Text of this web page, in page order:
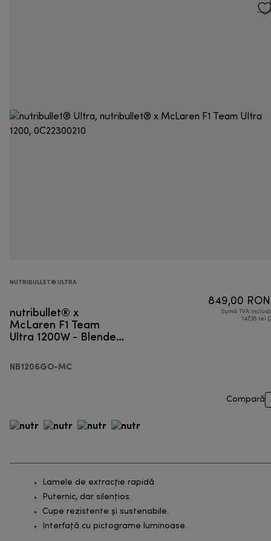
NUTRIBULLET® ULTRA
nutribullet® x
McLaren F1 Team
Ultra 1200W - Blender
NB1206GO-MC
849,00 RON
Sumă TVA
147,35 lei
Compară
Lamele de extracție rapidă
Puternic, dar silențios.
Cupe rezistente și sustenabile.
Interfață cu pictograme luminoase.